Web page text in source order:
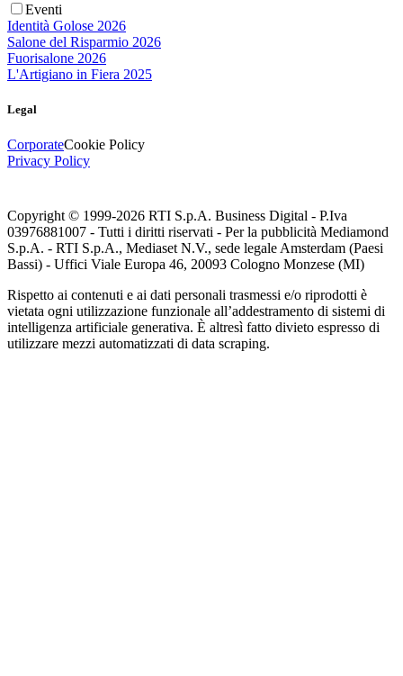
Eventi
Identità Golose 2026
Salone del Risparmio 2026
Fuorisalone 2026
L'Artigiano in Fiera 2025
Legal
CorporateCookie Policy
Privacy Policy
Copyright © 1999-2026 RTI S.p.A. Business Digital - P.Iva
03976881007 - Tutti i diritti riservati - Per la pubblicità Mediamond
S.p.A. - RTI S.p.A., Mediaset N.V., sede legale Amsterdam (Paesi
Bassi) - Uffici Viale Europa 46, 20093 Cologno Monzese (MI)
Rispetto ai contenuti e ai dati personali trasmessi e/o riprodotti è
vietata ogni utilizzazione funzionale all’addestramento di sistemi di
intelligenza artificiale generativa. È altresì fatto divieto espresso di
utilizzare mezzi automatizzati di data scraping.